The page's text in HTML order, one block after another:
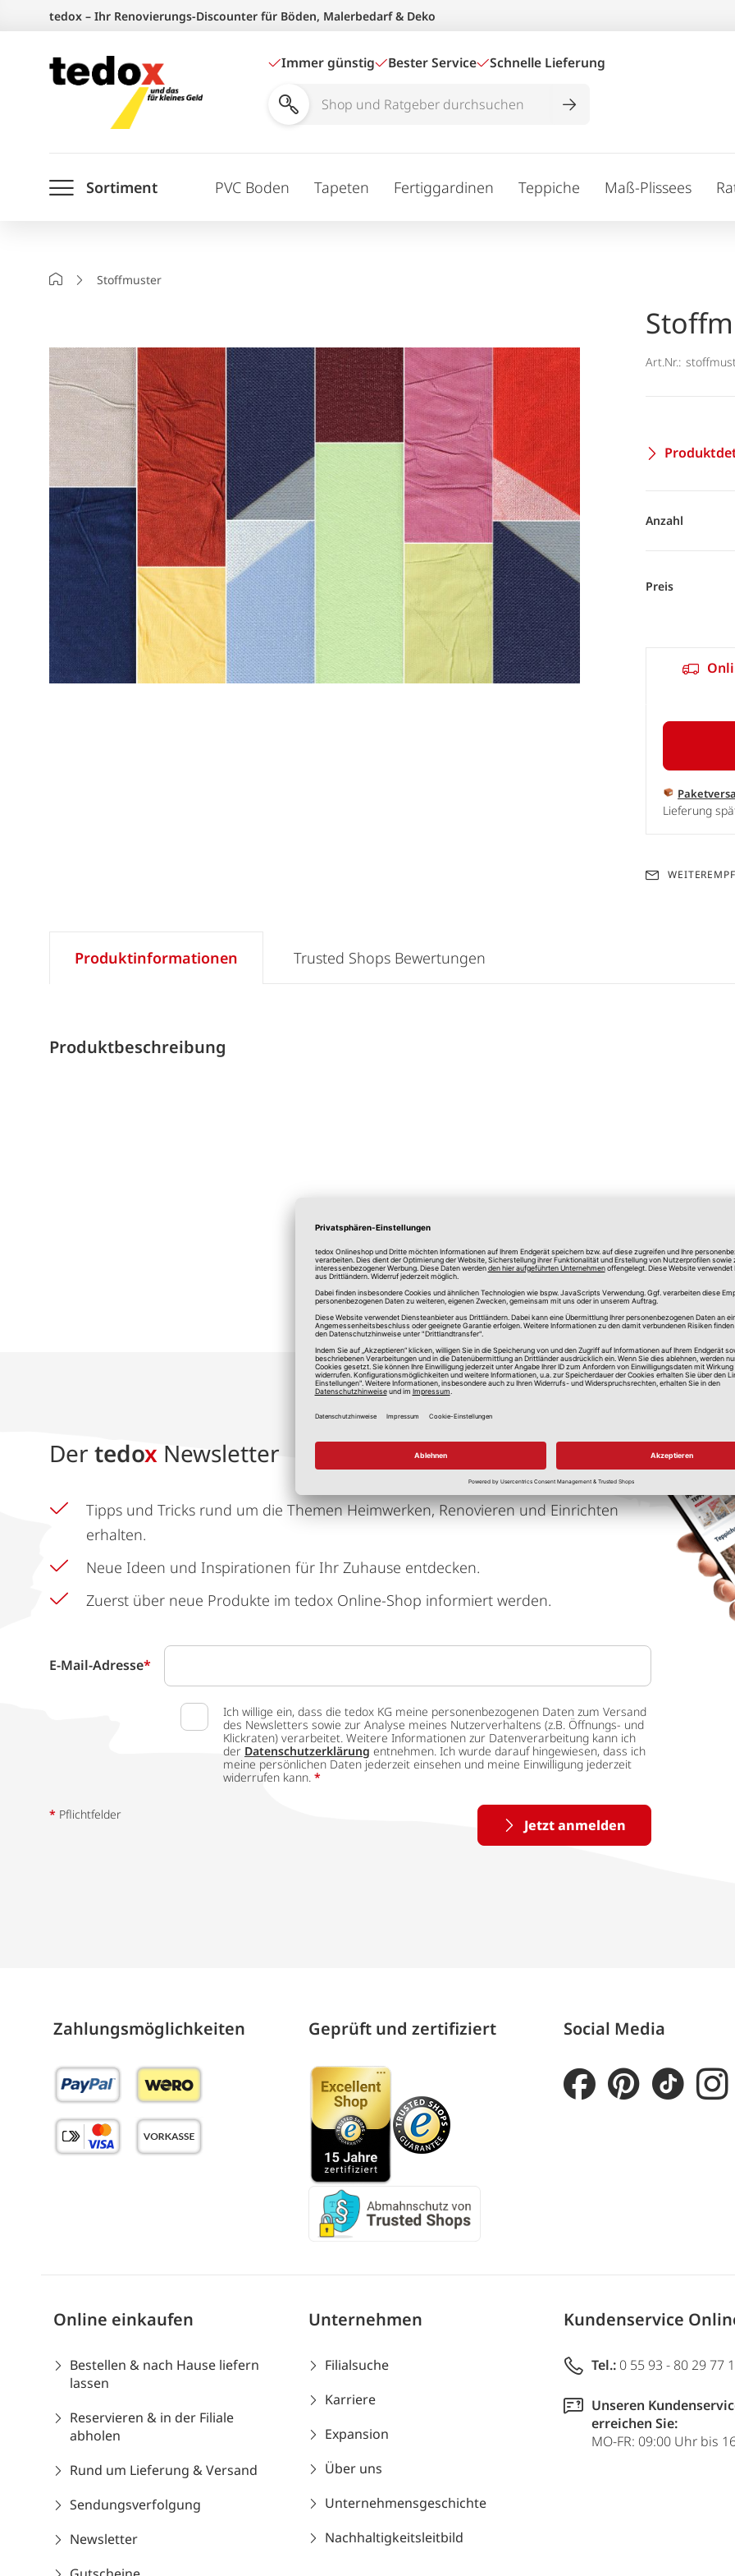
springen
tedox – Ihr Renovierungs-Discounter für Böden, Malerbedarf & Deko
Immer günstig Bester Service Schnelle Lieferung
Shop
durchsuchen
Sortiment PVC Boden Tapeten Fertiggardinen Teppiche Maß-Plissees
StartseiteStoffmuster
Art.Nr.:
Anzahl
Preis
Lieferung
Produktinformationen
Produktbeschreibung
Trusted Shops Bewertungen
*Alle Preise in Euro, inkl. gesetzlicher Mehrwertsteuer, zzgl.
Der tedox Newsletter
Tipps und Tricks rund um die Themen Heimwerken, Renovieren und Einrichten
erhalten.
Neue Ideen und Inspirationen für Ihr Zuhause entdecken.
Zuerst über neue Produkte im tedox Online-Shop informiert werden.
E-Mail-Adresse*
Ich willige ein, dass die tedox KG meine personenbezogenen Daten zum Versand
des Newsletters sowie zur Analyse meines Nutzerverhaltens (z.B. Öffnungs- und
Klickraten) verarbeitet. Weitere Informationen zur Datenverarbeitung kann ich
der Datenschutzerklärung entnehmen. Ich wurde darauf hingewiesen, dass ich
meine persönlichen Daten jederzeit einsehen und meine Einwilligung jederzeit
widerrufen kann. *
Jetzt anmelden
* Pflichtfelder
Zahlungs­möglich­keiten Geprüft und zertifiziert Social Media
Online einkaufen
Bestellen & nach Hause liefern
lassen
Reservieren & in der Filiale
abholen
Rund um Lieferung & Versand
Sendungsverfolgung
Newsletter
Unternehmen
Filialsuche
Karriere
Expansion
Über uns
Unternehmensgeschichte
Nachhaltigkeitsleitbild
Kundenservice
Tel.: 0 55 93 - 80 29 77
Unseren
erreichen Sie:
MO-FR: 09:00 Uhr bis